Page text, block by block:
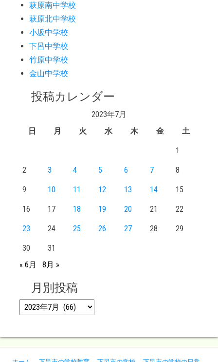
萩原南中学校
萩原北中学校
小坂中学校
下呂中学校
竹原中学校
金山中学校
投稿カレンダー
2023年7月
日
月 火 水 木 金 土
1
2 3 4 5 6 7 8
9 10 11 12 13 14 15
16 17 18 19 20 21 22
23 24 25 26 27 28 29
30
31
« 6月
8月 »
月別投稿
月別投稿